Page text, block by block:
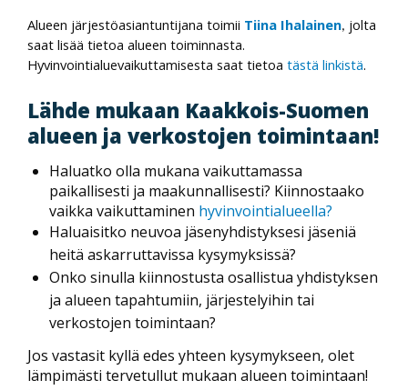
Alueen järjestöasiantuntijana toimii Tiina Ihalainen, jolta
saat lisää tietoa alueen toiminnasta.
Hyvinvointialuevaikuttamisesta saat tietoa tästä linkistä.
Lähde mukaan Kaakkois-Suomen
alueen ja verkostojen toimintaan!
Haluatko olla mukana vaikuttamassa
paikallisesti ja maakunnallisesti? Kiinnostaako
vaikka vaikuttaminen hyvinvointialueella?
Haluaisitko neuvoa jäsenyhdistyksesi jäseniä
heitä askarruttavissa kysymyksissä?
Onko sinulla kiinnostusta osallistua yhdistyksen
ja alueen tapahtumiin, järjestelyihin tai
verkostojen toimintaan?
Jos vastasit kyllä edes yhteen kysymykseen, olet
lämpimästi tervetullut mukaan alueen toimintaan!